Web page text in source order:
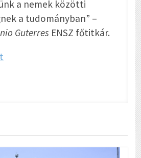
a nemek közötti
a tudományban” –
Guterres ENSZ főtitkár.